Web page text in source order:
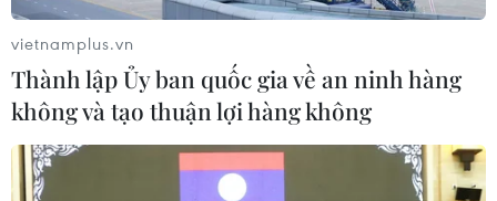
vietnamplus.vn
Thành lập Ủy ban quốc gia về an ninh hàng
không và tạo thuận lợi hàng không